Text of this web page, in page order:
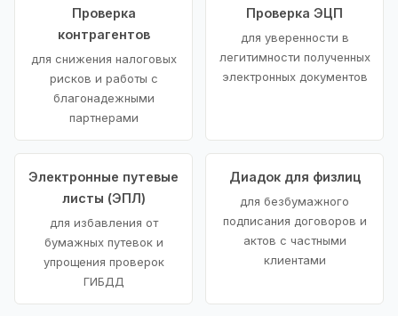
Проверка
контрагентов
для снижения налоговых
рисков и работы с
благонадежными
партнерами
Проверка ЭЦП
для уверенности в
легитимности полученных
электронных документов
Электронные путевые
листы (ЭПЛ)
для избавления от
бумажных путевок и
упрощения проверок
ГИБДД
Диадок для физлиц
для безбумажного
подписания договоров и
актов с частными
клиентами